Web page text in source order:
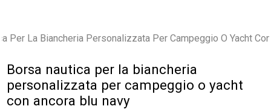
Borsa nautica per la biancheria
personalizzata per campeggio o yacht
con ancora blu navy